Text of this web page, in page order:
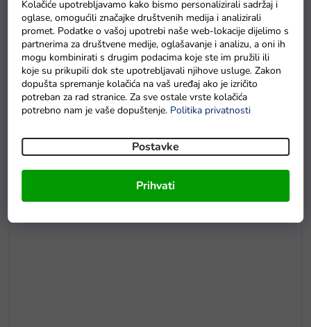
Kolačiće upotrebljavamo kako bismo personalizirali sadržaj i
oglase, omogućili značajke društvenih medija i analizirali
promet. Podatke o vašoj upotrebi naše web-lokacije dijelimo s
partnerima za društvene medije, oglašavanje i analizu, a oni ih
mogu kombinirati s drugim podacima koje ste im pružili ili
koje su prikupili dok ste upotrebljavali njihove usluge. Zakon
dopušta spremanje kolačića na vaš uređaj ako je izričito
potreban za rad stranice. Za sve ostale vrste kolačića
potrebno nam je vaše dopuštenje. Politika privatnosti
Postavke
Prihvati
Drvene puzzle s brojevima magnetna šipka i ribice
Na zalihama